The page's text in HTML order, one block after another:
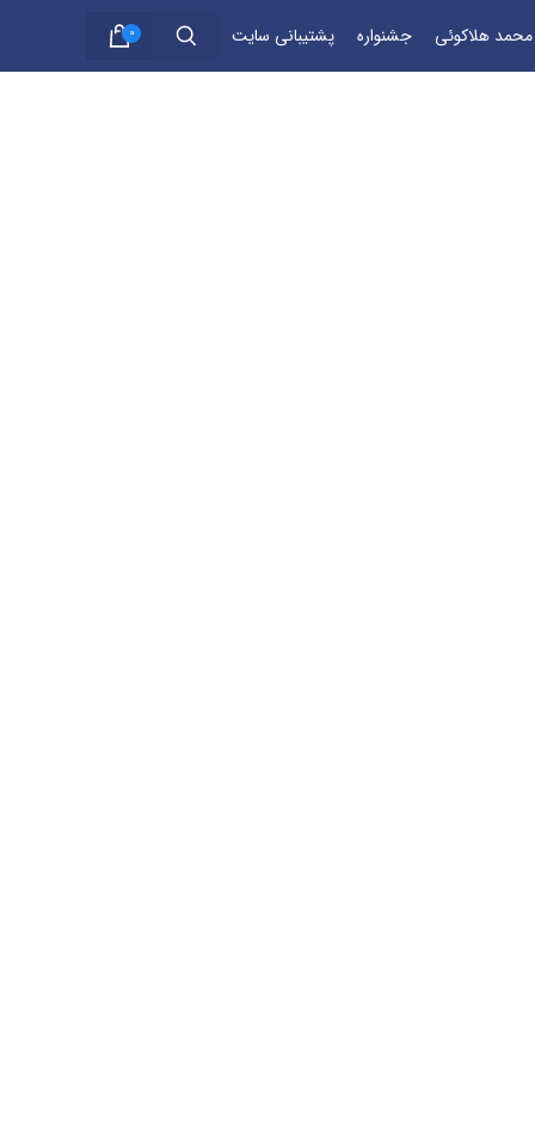
محمد هلاکوئی جشنواره پشتیبانی سایت 0